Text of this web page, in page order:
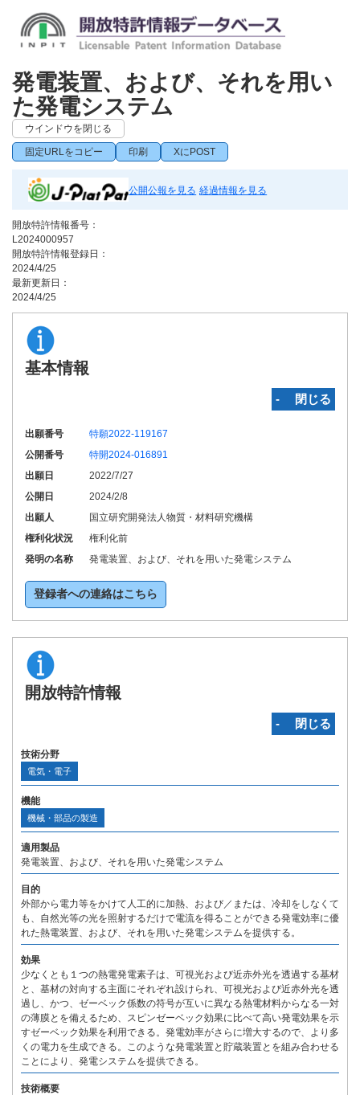
発電装置、および、それを用い
た発電システム
ウインドウを閉じる
固定URLをコピー 印刷 XにPOST
公開公報を見る 経過情報を見る
開放特許情報番号：
L2024000957
開放特許情報登録日：
2024/4/25
最新更新日：
2024/4/25
基本情報
‐ 閉じる
出願番号
特願2022-119167
公開番号
特開2024-016891
出願日
2022/7/27
公開日
2024/2/8
出願人
国立研究開発法人物質・材料研究機構
権利化状況
権利化前
発明の名称
発電装置、および、それを用いた発電システム
登録者への連絡はこちら
開放特許情報
‐ 閉じる
技術分野
電気・電子
機能
機械・部品の製造
適用製品
発電装置、および、それを用いた発電システム
目的
外部から電力等をかけて人工的に加熱、および／または、冷却をしなくて
も、自然光等の光を照射するだけで電流を得ることができる発電効率に優
れた熱電装置、および、それを用いた発電システムを提供する。
効果
少なくとも１つの熱電発電素子は、可視光および近赤外光を透過する基材
と、基材の対向する主面にそれぞれ設けられ、可視光および近赤外光を透
過し、かつ、ゼーベック係数の符号が互いに異なる熱電材料からなる一対
の薄膜とを備えるため、スピンゼーベック効果に比べて高い発電効果を示
すゼーベック効果を利用できる。発電効率がさらに増大するので、より多
くの電力を生成できる。このような発電装置と貯蔵装置とを組み合わせる
ことにより、発電システムを提供できる。
技術概要